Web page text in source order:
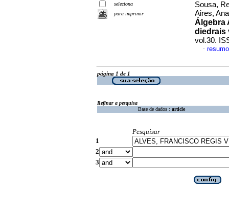
seleciona
para imprimir
Sousa,
Aires,
Álgebra
diedrais
vol.30.
·
página 1 de 1
Refinar a pesquisa
Base de dados : article
Pesquisar
1
2
3